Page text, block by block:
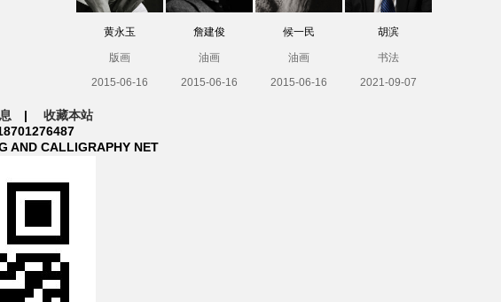
黄永玉
版画
2015-06-16
詹建俊
油画
2015-06-16
候一民
油画
2015-06-16
胡滨
书法
2021-09-07
| 收藏本站
AND CALLIGRAPHY NET